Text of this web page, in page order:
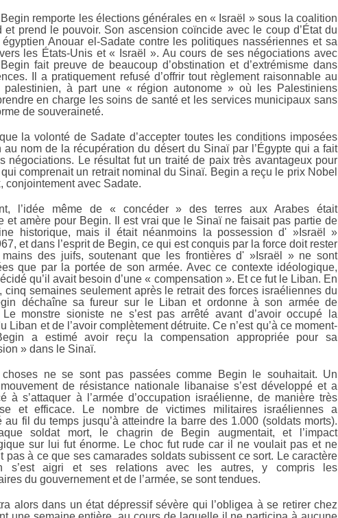
remporte les élections générales en « Israël » sous la coalition
et prend le pouvoir. Son ascension coïncide avec le coup d’État du
égyptien Anouar el-Sadate contre les politiques nassériennes et sa
les États-Unis et « Israël ». Au cours de ses négociations avec
Begin fait preuve de beaucoup d’obstination et d’extrémisme dans
Il a pratiquement refusé d’offrir tout règlement raisonnable au
palestinien, à part une « région autonome » où les Palestiniens
en charge les soins de santé et les services municipaux sans
de souveraineté.
la volonté de Sadate d’accepter toutes les conditions imposées
au nom de la récupération du désert du Sinaï par l’Égypte qui a fait
négociations. Le résultat fut un traité de paix très avantageux pour
comprenait un retrait nominal du Sinaï. Begin a reçu le prix Nobel
conjointement avec Sadate.
l’idée même de « concéder » des terres aux Arabes était
et amère pour Begin. Il est vrai que le Sinaï ne faisait pas partie de
historique, mais il était néanmoins la possession d' »Israël »
et dans l’esprit de Begin, ce qui est conquis par la force doit rester
des juifs, soutenant que les frontières d' »Israël » ne sont
que par la portée de son armée. Avec ce contexte idéologique,
qu’il avait besoin d’une « compensation ». Et ce fut le Liban. En
cinq semaines seulement après le retrait des forces israéliennes du
déchaîne sa fureur sur le Liban et ordonne à son armée de
Le monstre sioniste ne s’est pas arrêté avant d’avoir occupé la
Liban et de l’avoir complètement détruite. Ce n’est qu’à ce moment-
a estimé avoir reçu la compensation appropriée pour sa
» dans le Sinaï.
ne se sont pas passées comme Begin le souhaitait. Un
de résistance nationale libanaise s’est développé et a
à s’attaquer à l’armée d’occupation israélienne, de manière très
et efficace. Le nombre de victimes militaires israéliennes a
au fil du temps jusqu’à atteindre la barre des 1.000 (soldats morts).
soldat mort, le chagrin de Begin augmentait, et l’impact
sur lui fut énorme. Le choc fut rude car il ne voulait pas et ne
pas à ce que ses camarades soldats subissent ce sort. Le caractère
s’est aigri et ses relations avec les autres, y compris les
du gouvernement et de l’armée, se sont tendues.
alors dans un état dépressif sévère qui l’obligea à se retirer chez